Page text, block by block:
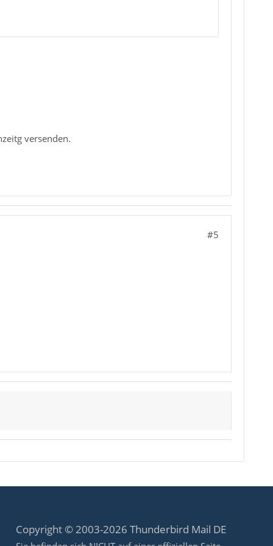
versenden.
#5
Copyright © 2003-2026 Thunderbird Mail DE